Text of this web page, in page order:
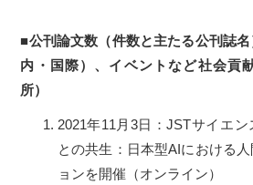
■公刊論文数（件数と主たる公刊誌
内・国際）、イベントなど社会貢
所）
2021年11月3日：JSTサイエ
との共生：日本型AIにおける
ョンを開催（オンライン）